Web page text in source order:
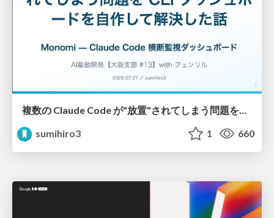
複数の Claude Code が"放置"されてしまう問題をCLI ダッシュボードを自作して解決した話
sumihiro3
1 660